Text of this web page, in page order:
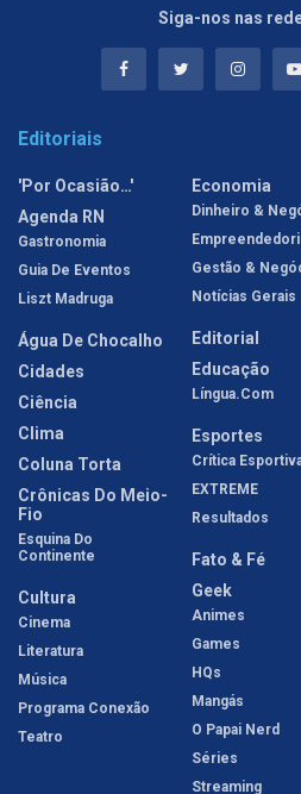
Siga-nos nas
Editoriais
'Por Ocasião…'
Agenda RN
Gastronomia
Guia De Eventos
Liszt Madruga
Água De Chocalho
Cidades
Ciência
Clima
Coluna Torta
Crônicas Do Meio-
Fio
Esquina Do
Continente
Cultura
Cinema
Literatura
Música
Programa Conexão
Teatro
Economia
Dinheiro &
Gestão &
Notícias Gerais
Editorial
Educação
Língua.com
Esportes
Crítica
EXTREME
Resultados
Fato & Fé
Geek
Animes
Games
HQs
Mangás
O Papai Nerd
Séries
Streaming